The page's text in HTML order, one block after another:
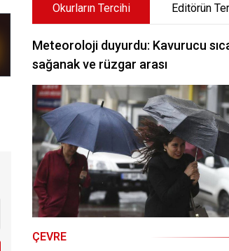
Okurların Tercihi Editörün
Meteoroloji duyurdu: Kavurucu
sağanak ve rüzgar arası
ÇEVRE